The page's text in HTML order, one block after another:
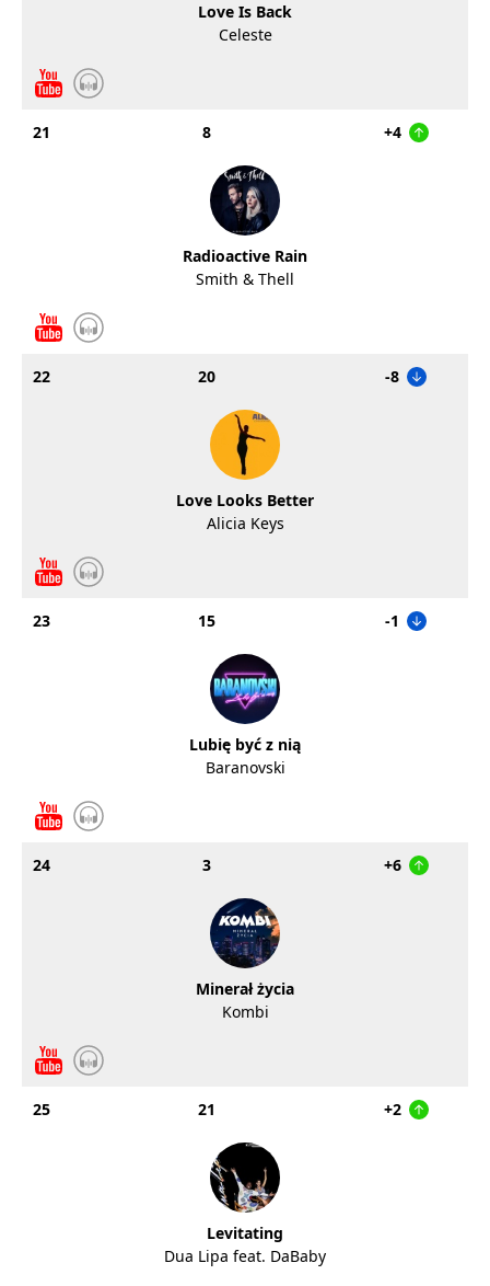
Love Is Back
Celeste
21 8 +4
Radioactive Rain
Smith & Thell
22 20 -8
Love Looks Better
Alicia Keys
23 15 -1
Lubię być z nią
Baranovski
24 3 +6
Minerał życia
Kombi
25 21 +2
Levitating
Dua Lipa feat. DaBaby